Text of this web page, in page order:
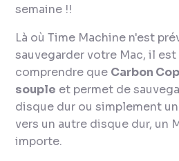
semaine !!
Là où Time Machine n'est
sauvegarder votre Mac, il
comprendre que Carbon
souple et permet de
disque dur ou simplement
vers un autre disque dur, un
importe.